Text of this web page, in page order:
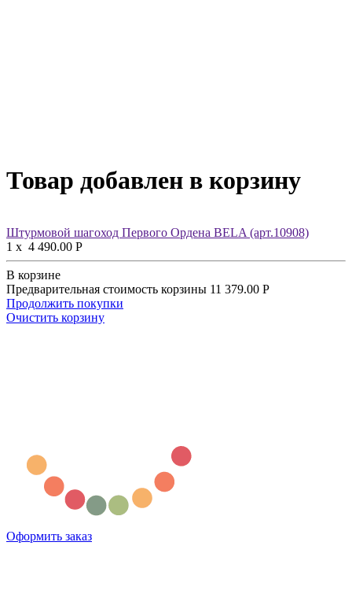
Товар добавлен в корзину
Штурмовой шагоход Первого Ордена BELA (арт.10908)
1 x 4 490.00 Р
В корзине
Предварительная стоимость корзины 11 379.00 Р
Продолжить покупки
Очистить корзину
Оформить заказ